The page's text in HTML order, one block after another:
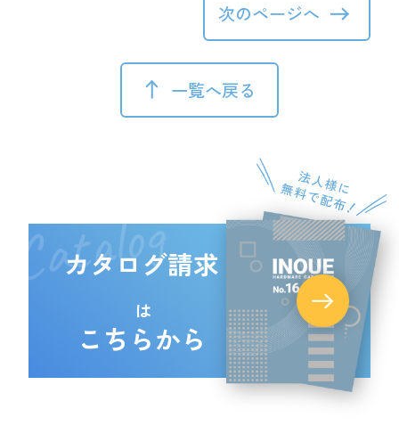
次のページへ
一覧へ戻る
Catalog
カタログ請求
は
こちらから